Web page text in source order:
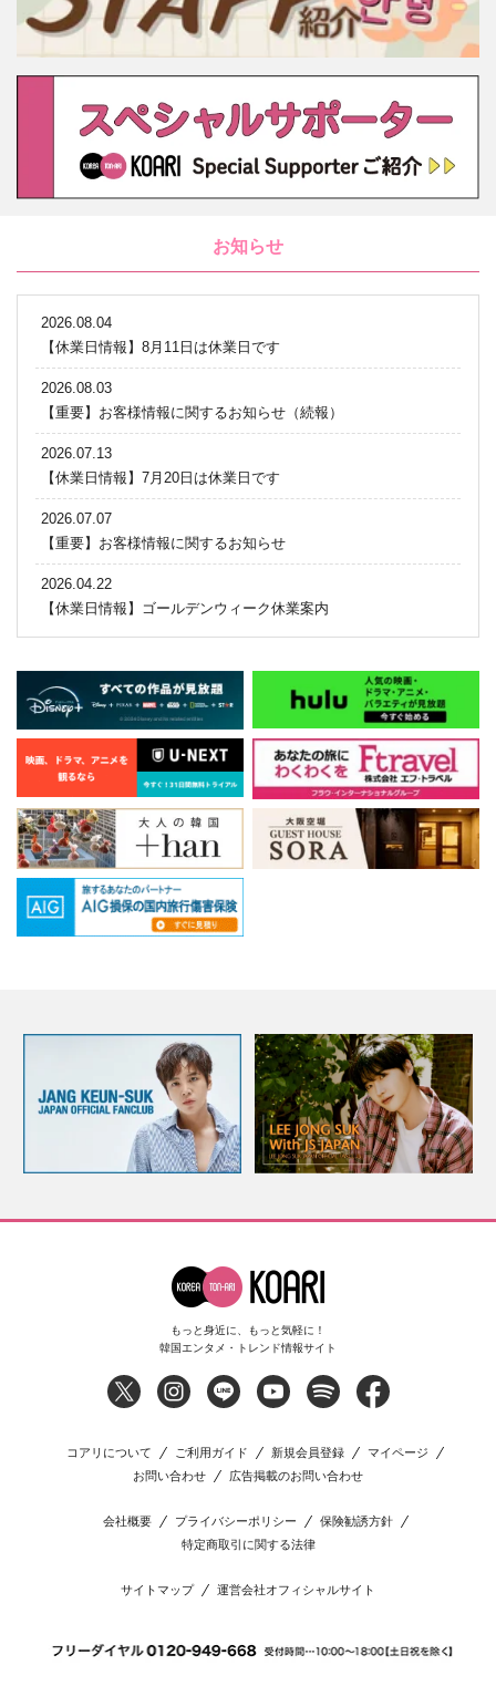
お知らせ
2026.08.04
【休業日情報】8月11日は休業日です
2026.08.03
【重要】お客様情報に関するお知らせ（続報）
2026.07.13
【休業日情報】7月20日は休業日です
2026.07.07
【重要】お客様情報に関するお知らせ
2026.04.22
【休業日情報】ゴールデンウィーク休業案内
もっと身近に、もっと気軽に！
韓国エンタメ・トレンド情報サイト
コアリについて ご利用ガイド 新規会員登録
マイページ
お問い合わせ
広告掲載のお問い合わせ
会社概要 プライバシーポリシー
保険勧誘方針
特定商取引に関する法律
サイトマップ 運営会社オフィシャルサイト